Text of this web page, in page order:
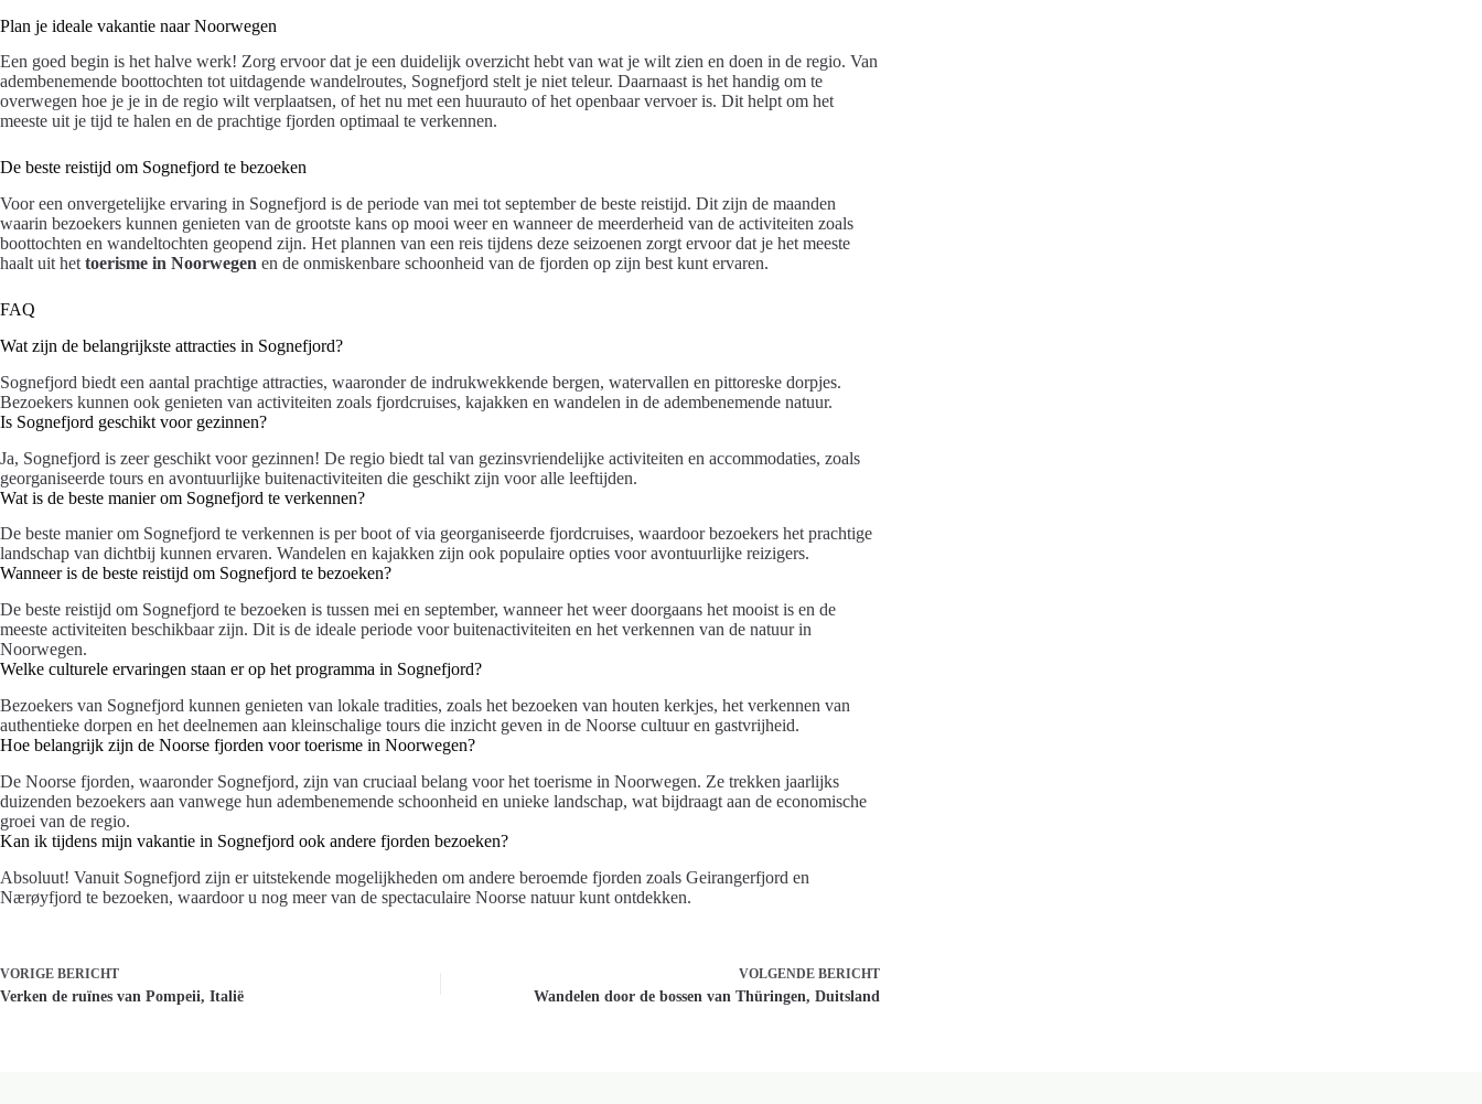
Plan je ideale vakantie naar Noorwegen
Een goed begin is het halve werk! Zorg ervoor dat je een duidelijk overzicht hebt van wat je wilt zien en doen in de regio. Van
adembenemende boottochten tot uitdagende wandelroutes, Sognefjord stelt je niet teleur. Daarnaast is het handig om te
overwegen hoe je je in de regio wilt verplaatsen, of het nu met een huurauto of het openbaar vervoer is. Dit helpt om het
meeste uit je tijd te halen en de prachtige fjorden optimaal te verkennen.
De beste reistijd om Sognefjord te bezoeken
Voor een onvergetelijke ervaring in Sognefjord is de periode van mei tot september de beste reistijd. Dit zijn de maanden
waarin bezoekers kunnen genieten van de grootste kans op mooi weer en wanneer de meerderheid van de activiteiten zoals
boottochten en wandeltochten geopend zijn. Het plannen van een reis tijdens deze seizoenen zorgt ervoor dat je het meeste
haalt uit het toerisme in Noorwegen en de onmiskenbare schoonheid van de fjorden op zijn best kunt ervaren.
FAQ
Wat zijn de belangrijkste attracties in Sognefjord?
Sognefjord biedt een aantal prachtige attracties, waaronder de indrukwekkende bergen, watervallen en pittoreske dorpjes.
Bezoekers kunnen ook genieten van activiteiten zoals fjordcruises, kajakken en wandelen in de adembenemende natuur.
Is Sognefjord geschikt voor gezinnen?
Ja, Sognefjord is zeer geschikt voor gezinnen! De regio biedt tal van gezinsvriendelijke activiteiten en accommodaties, zoals
georganiseerde tours en avontuurlijke buitenactiviteiten die geschikt zijn voor alle leeftijden.
Wat is de beste manier om Sognefjord te verkennen?
De beste manier om Sognefjord te verkennen is per boot of via georganiseerde fjordcruises, waardoor bezoekers het prachtige
landschap van dichtbij kunnen ervaren. Wandelen en kajakken zijn ook populaire opties voor avontuurlijke reizigers.
Wanneer is de beste reistijd om Sognefjord te bezoeken?
De beste reistijd om Sognefjord te bezoeken is tussen mei en september, wanneer het weer doorgaans het mooist is en de
meeste activiteiten beschikbaar zijn. Dit is de ideale periode voor buitenactiviteiten en het verkennen van de natuur in
Noorwegen.
Welke culturele ervaringen staan er op het programma in Sognefjord?
Bezoekers van Sognefjord kunnen genieten van lokale tradities, zoals het bezoeken van houten kerkjes, het verkennen van
authentieke dorpen en het deelnemen aan kleinschalige tours die inzicht geven in de Noorse cultuur en gastvrijheid.
Hoe belangrijk zijn de Noorse fjorden voor toerisme in Noorwegen?
De Noorse fjorden, waaronder Sognefjord, zijn van cruciaal belang voor het toerisme in Noorwegen. Ze trekken jaarlijks
duizenden bezoekers aan vanwege hun adembenemende schoonheid en unieke landschap, wat bijdraagt aan de economische
groei van de regio.
Kan ik tijdens mijn vakantie in Sognefjord ook andere fjorden bezoeken?
Absoluut! Vanuit Sognefjord zijn er uitstekende mogelijkheden om andere beroemde fjorden zoals Geirangerfjord en
Nærøyfjord te bezoeken, waardoor u nog meer van de spectaculaire Noorse natuur kunt ontdekken.
VORIGE BERICHT
Verken de ruïnes van Pompeii, Italië
VOLGENDEBERICHT
Wandelen door de bossen van Thüringen, Duitsland